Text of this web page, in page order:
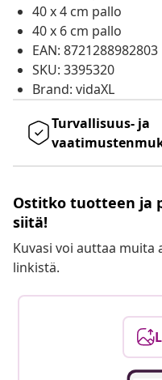
40 x 4 cm pallo
40 x 6 cm pallo
EAN: 8721288982803
SKU: 3395320
Brand: vidaXL
Turvallisuus- ja
Ostitko tuotteen ja
siitä!
Kuvasi voi auttaa muita
linkistä.